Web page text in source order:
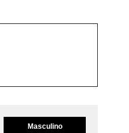
Masculino